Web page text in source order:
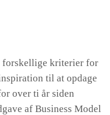
forskellige kriterier for
til at opdage
over ti år siden
af Business Model